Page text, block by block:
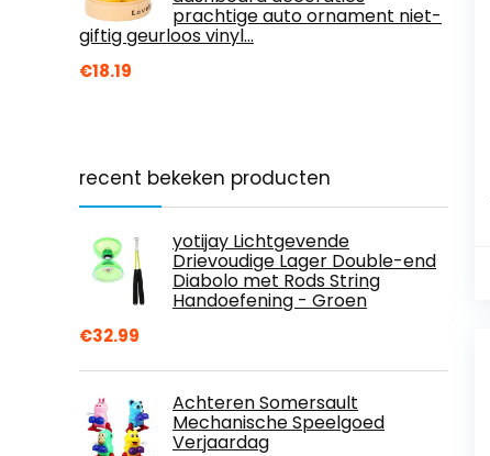
prachtige auto ornament niet-
giftig geurloos vinyl…
€18.19
recent bekeken producten
yotijay Lichtgevende
Drievoudige Lager Double-end
Diabolo met Rods String
Handoefening - Groen
€32.99
Achteren Somersault
Mechanische Speelgoed
Verjaardag